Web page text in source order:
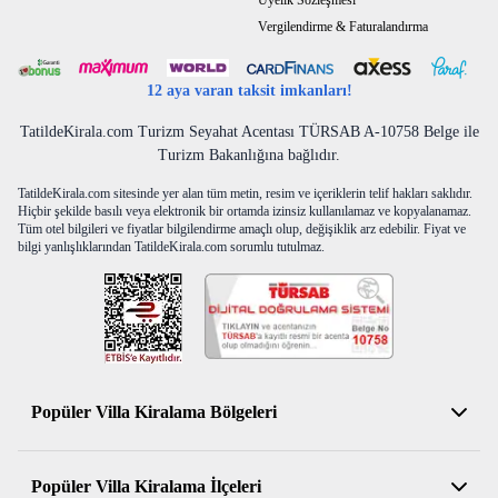
Vergilendirme & Faturalandırma
12 aya varan taksit imkanları!
TatildeKirala.com Turizm Seyahat Acentası TÜRSAB A-10758 Belge ile
Turizm Bakanlığına bağlıdır.
TatildeKirala.com sitesinde yer alan tüm metin, resim ve içeriklerin telif hakları saklıdır.
Hiçbir şekilde basılı veya elektronik bir ortamda izinsiz kullanılamaz ve kopyalanamaz.
Tüm otel bilgileri ve fiyatlar bilgilendirme amaçlı olup, değişiklik arz edebilir. Fiyat ve
bilgi yanlışlıklarından TatildeKirala.com sorumlu tutulmaz.
Popüler Villa Kiralama Bölgeleri
Antalya Kiralık Villa
Muğla Kiralık Villa
Popüler Villa Kiralama İlçeleri